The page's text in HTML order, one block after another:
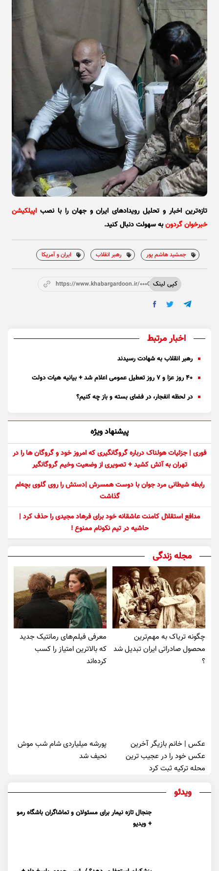
تازه‌ترین اخبار و تحلیل‌ رویدادهای ایران و جهان را با نصب اپیلکیشن
خبرخوان گردونبه سهولت دنبال کنید.
جمشید هاشم پور رهبر انقلاب ایران و آمریکا
کپی لینکhttps://www.khabargardoon.ir/000OzW
اخبار مرتبط
رهبر انقلاب به شهادت رسیدند
۴۰ روز عزا و ۷ روز تعطیل عمومی اعلام شد + بیانیه هیات دولت
در لحظه انفجار، در فضای بسته و باز چه کنیم؟
پیشنهاد ویژه
فوری | جزئیات هولناک درباره گروگانگیری که امروز خود و گروگان ها را در
تهران به آتش کشید + تصویری از وضعیت وخیم گروگانگیر
رابطه شیطانی مرد جوان با دوست همسرش |دستش را روی گلوی بچه‌ام
گذاشت
مدافع استقلال کامنت عاشقانه خود برای فرهاد مجیدی را حذف کرد |
حاشیه در تیم نکونام ممنوع !
مجله زندگی
چگونه تریاک به مهم‌ترین
محصول صادراتی ایران تبدیل شد
؟
معرفی فیلم‌های رمانتیک جدید
که بالاترین امتیاز را کسب
کرده‌اند
عکس | خانم بازیگر آخرین
عکس خود را در عجیب ترین
محله ترکیه ثبت کرد
پورشه میلیاردی شام شب موش‌
نحیف شد
ویدئو
جنجال تازه نیمار برای مسئولان و تماشاگران باشگاه رمو
+ ویدیو